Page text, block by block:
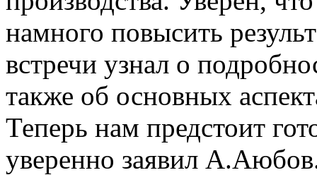
намного повысить
встречи узнал о
также об основных
Теперь нам предстоит
уверенно заявил